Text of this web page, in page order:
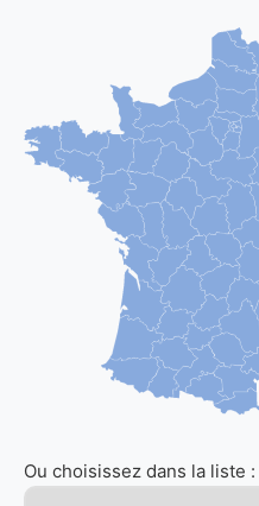
Ou choisissez dans la liste :